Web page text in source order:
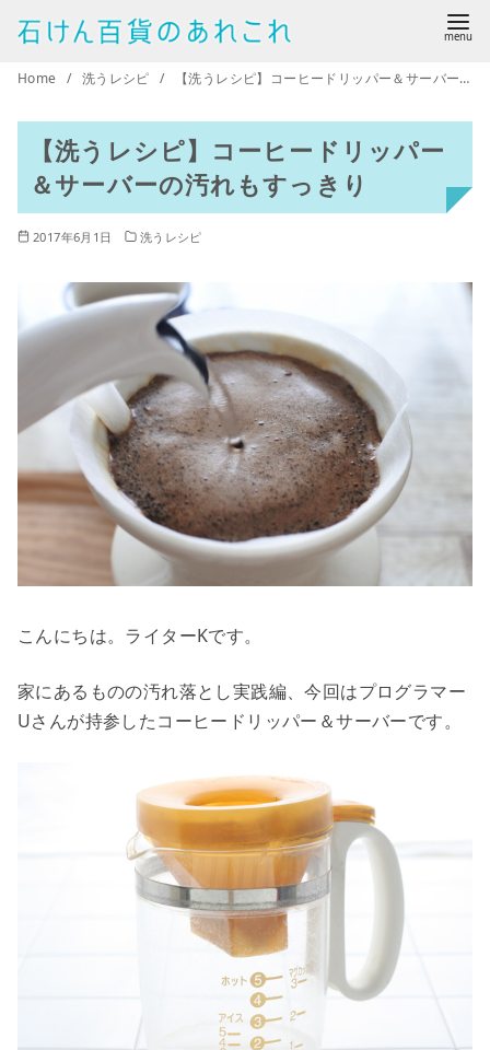
Home 洗うレシピ 【洗うレシピ】コーヒードリッパー＆サーバーの汚れもすっきり
【洗うレシピ】コーヒードリッパー
＆サーバーの汚れもすっきり
2017年6月1日 洗うレシピ
こんにちは。ライターKです。
家にあるものの汚れ落とし実践編、今回はプログラマー
Uさんが持参したコーヒードリッパー＆サーバーです。